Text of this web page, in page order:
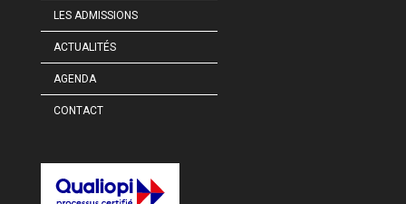
LES ADMISSIONS
ACTUALITÉS
AGENDA
CONTACT